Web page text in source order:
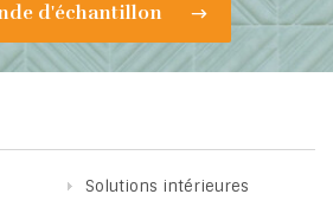
d'échantillon
Solutions intérieures